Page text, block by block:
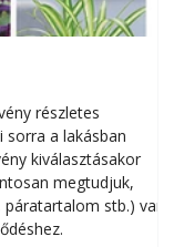
részletes
sorra a lakásban
kiválasztásakor
megtudjuk,
stb.) van